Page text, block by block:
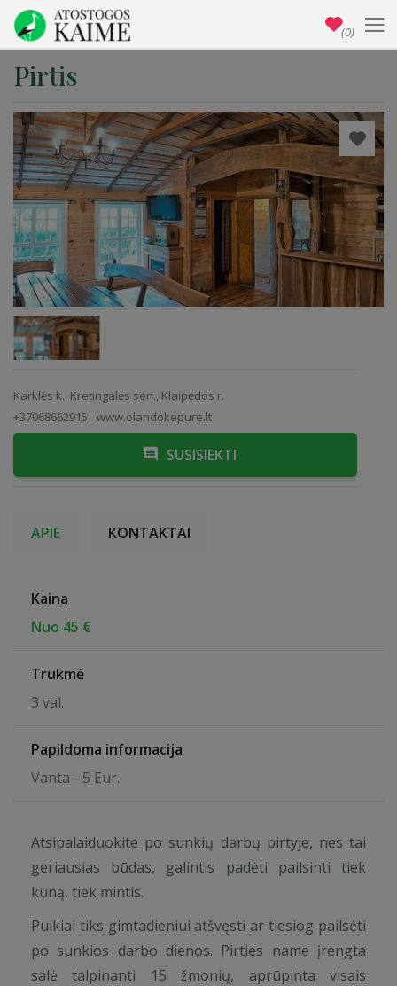
Pirtis
Karklės k., Kretingalės sen., Klaipėdos r.
+37068662915
www.olandokepure.lt
SUSISIEKTI
APIE KONTAKTAI
Kaina
Nuo 45 €
Trukmė
3 val.
Papildoma informacija
Vanta - 5 Eur.
Atsipalaiduokite po sunkių darbų pirtyje, nes tai
geriausias būdas, galintis padėti pailsinti tiek
kūną, tiek mintis.
Puikiai tiks gimtadieniui atšvęsti ar tiesiog pailsėti
po sunkios darbo dienos. Pirties name įrengta
salė talpinanti 15 žmonių, aprūpinta visais
(0)